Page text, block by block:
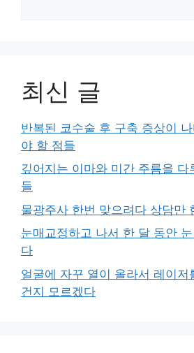
최신 글
반복된 코수술 후 구축 증상이
야 할 점들
깊어지는 이마와 미간 주름을 다
들
물광주사 한번 맞으려다 상담만
눈매교정하고 나서 한 달 동안
다
얼굴에 자꾸 열이 올라서 레이저
건지 모르겠다